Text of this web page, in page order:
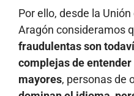
Por ello, desde la
Aragón consideramos
fraudulentas son
complejas de entender
mayores, personas de